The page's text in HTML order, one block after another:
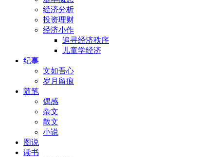
经济分析
投资理财
经济小作
追寻经济秩序
儿童学经济
纪事
文如吾心
岁月留痕
随笔
偶感
杂文
散文
小说
图说
读书